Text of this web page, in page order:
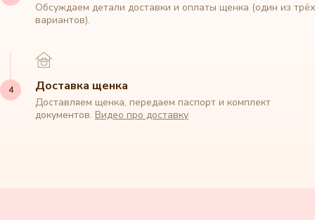
Обсуждаем детали доставки и оплаты щенка (один из трёх
вариантов).
Доставка щенка
Доставляем щенка, передаем паспорт и комплект
документов. Видео про доставку